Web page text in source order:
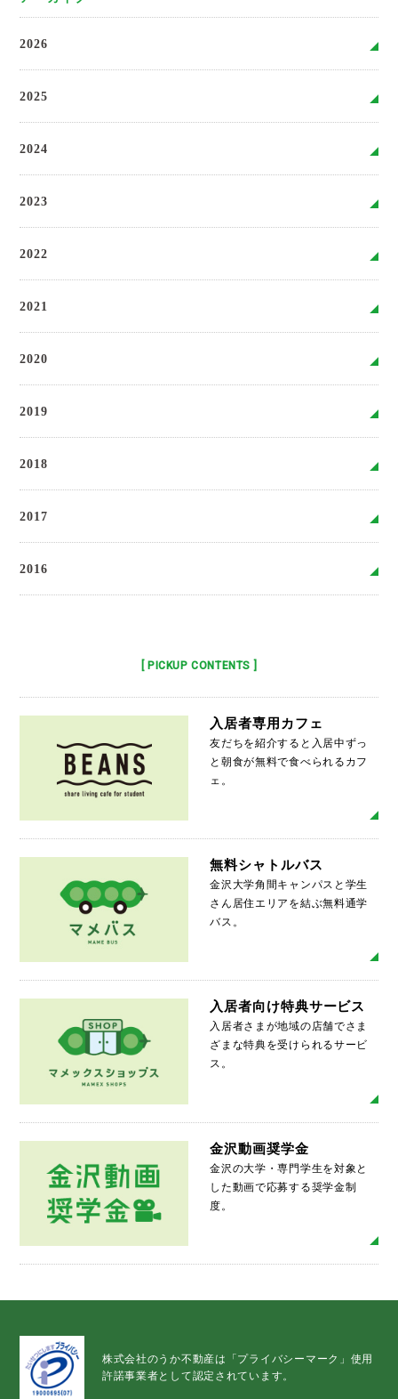
2026
2025
2024
2023
2022
2021
2020
2019
2018
2017
2016
[ PICKUP CONTENTS ]
入居者専用カフェ
友だちを紹介すると入居中ずっ
と朝食が無料で食べられるカフ
ェ。
無料シャトルバス
金沢大学角間キャンパスと学生
さん居住エリアを結ぶ無料通学
バス。
入居者向け特典サービス
入居者さまが地域の店舗でさま
ざまな特典を受けられるサービ
ス。
金沢動画奨学金
金沢の大学・専門学生を対象と
した動画で応募する奨学金制
度。
株式会社のうか不動産は「プライバシーマーク」使用
許諾事業者として認定されています。